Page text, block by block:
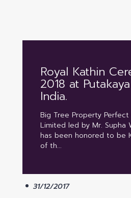
Royal Kathin
2018 at
India.
Big Tree Property Perfect
Limited led by Mr. Supha
has been honored to be
of th...
31/12/2017